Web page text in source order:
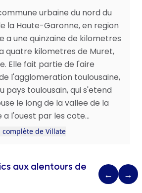
urbaine du nord du
la Haute-Garonne, en region
a une quinzaine de kilometres
quatre kilometres de Muret,
Elle fait partie de l'aire
l'agglomeration toulousaine,
pays toulousain, qui s'etend
le long de la vallee de la
l'ouest par les cote...
de Villate
aux alentours de
← →